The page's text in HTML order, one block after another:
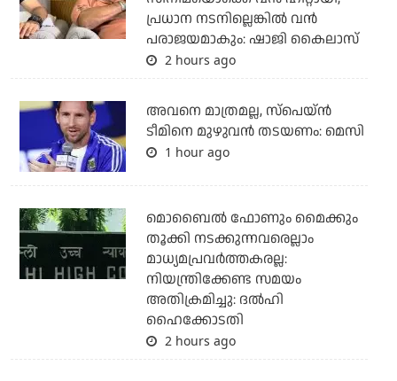
പ്രധാന നടനില്ലെങ്കില്‍ വന്‍
പരാജയമാകും: ഷാജി കൈലാസ്
2 hours ago
അവനെ മാത്രമല്ല, സ്പെയ്ന്‍
ടീമിനെ മുഴുവന്‍ തടയണം: മെസി
1 hour ago
മൊബൈല്‍ ഫോണും മൈക്കും
തൂക്കി നടക്കുന്നവരെല്ലാം
മാധ്യമപ്രവര്‍ത്തകരല്ല:
നിയന്ത്രിക്കേണ്ട സമയം
അതിക്രമിച്ചു: ദല്‍ഹി
ഹൈക്കോടതി
2 hours ago